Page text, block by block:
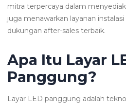
mitra terpercaya dalam
juga menawarkan layanan
dukungan after-sales terbaik.
Apa Itu Layar
Panggung?
Layar LED panggung adalah